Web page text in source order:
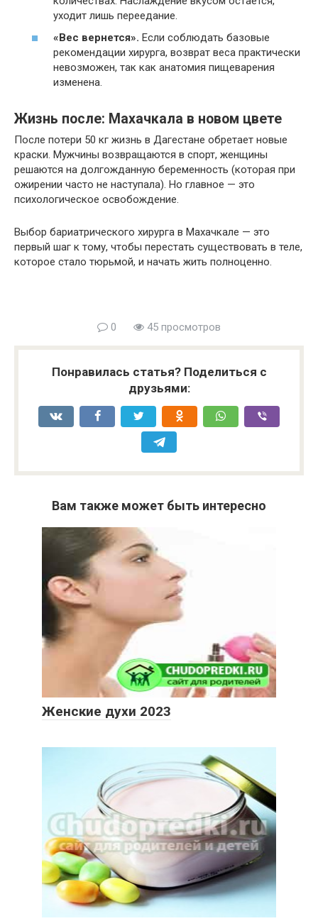
уходит лишь переедание.
«Вес вернется». Если соблюдать базовые
рекомендации хирурга, возврат веса практически
невозможен, так как анатомия пищеварения
изменена.
Жизнь после: Махачкала в новом цвете
После потери 50 кг жизнь в Дагестане обретает новые
краски. Мужчины возвращаются в спорт, женщины
решаются на долгожданную беременность (которая при
ожирении часто не наступала). Но главное — это
психологическое освобождение.
Выбор бариатрического хирурга в Махачкале — это
первый шаг к тому, чтобы перестать существовать в теле,
которое стало тюрьмой, и начать жить полноценно.
0 45 просмотров
Понравилась статья? Поделиться с
друзьями:
Вам также может быть интересно
Женские духи 2023